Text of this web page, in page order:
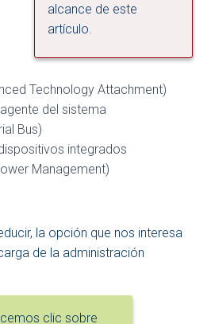
alcance de este
artículo.
Technology Attachment)
del sistema
Bus)
integrados
Management)
la opción que nos interesa
de la administración
clic sobre